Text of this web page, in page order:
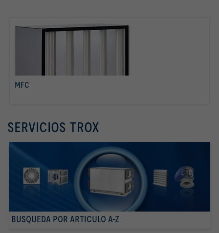
MFC
SERVICIOS TROX
BUSQUEDA POR ARTICULO A-Z